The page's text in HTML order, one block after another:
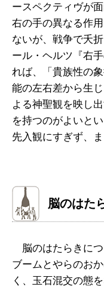
ースペクティヴが
右の手の異なる作
ないが、戦争で夭
ール・ヘルツ『右
れば、「貴族性の
能の左右差から生
よる神聖観を映し
を持つのがよいと
先入観にすぎず、
脳のはた
脳のはたらきに
ブームとやらのお
く、玉石混交の態